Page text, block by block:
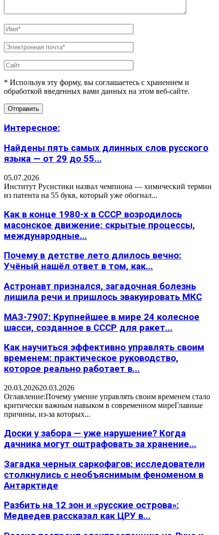
* Используя эту форму, вы соглашаетесь с хранением и
обработкой введенных вами данных на этом веб-сайте.
Интересное:
Найдены пять самых длинных слов русского
языка — от 29 до 55...
05.07.2026
Институт Русистики назвал чемпиона — химический термин
из патента на 55 букв, который уже обогнал...
Как в конце 1980-х в СССР возродилось
масонское движение: скрытые процессы,
международные...
Почему в детстве лето длилось вечно:
Учёный нашёл ответ в том, как...
Астронавт признался, загадочная болезнь
лишила речи и пришлось эвакуировать МКС
МАЗ-7907: Крупнейшее в мире 24 колесное
шасси, созданное в СССР для ракет...
Как научиться эффективно управлять своим
временем: практическое руководство,
которое реально работает в...
20.03.202620.03.2026
Оглавление:Почему умение управлять своим временем стало
критически важным навыком в современном миреГлавные
причины, из-за которых...
Доски у забора — уже нарушение? Когда
дачника могут оштрафовать за хранение...
Загадка черных саркофагов: исследователи
столкнулись с необъяснимым феноменом в
Антарктиде
Разбить на 12 зон и «русские острова»:
Медведев рассказал как ЦРУ в...